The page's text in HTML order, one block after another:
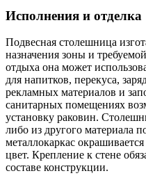
Исполнения и отделка
Подвесная столешница
назначения зоны и
отдыха она может
для напитков, перекуса,
рекламных материалов и
санитарных помещениях
установку раковин.
либо из другого материала
металлокаркас
цвет. Крепление к стене
составе конструкции.